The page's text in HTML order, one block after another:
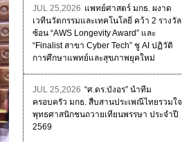
JUL 25,2026 แพทย์ศาสตร์ มกธ. ผงาด
เวทีนวัตกรรมและเทคโนโลยี คว้า 2 รางวัล
ซ้อน “AWS Longevity Award” และ
“Finalist สาขา Cyber Tech” ชู AI ปฏิวัติ
การศึกษาแพทย์และสุขภาพยุคใหม่
JUL 25,2026 “ศ.ดร.บังอร” นำทีม
ครอบครัว มกธ. สืบสานประเพณีไทยรวมใจ
พุทธศาสนิกชนถวายเทียนพรรษา ประจำปี
2569